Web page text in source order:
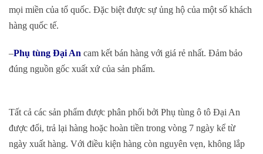
mọi miền của tổ quốc. Đặc biệt được sự ủng hộ của một số khách
hàng quốc tế.
–Phụ tùng Đại An cam kết bán hàng với giá rẻ nhất. Đảm bảo
đúng nguồn gốc xuất xứ của sản phẩm.
Tất cả các sản phẩm được phân phối bởi Phụ tùng ô tô Đại An
được đổi, trả lại hàng hoặc hoàn tiền trong vòng 7 ngày kể từ
ngày xuất hàng. Với điều kiện hàng còn nguyên vẹn, không lắp